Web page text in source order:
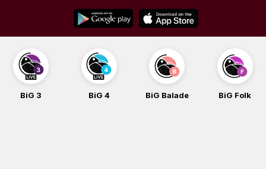
content
BiG 3 BiG 4 BiG Balade BiG Folk